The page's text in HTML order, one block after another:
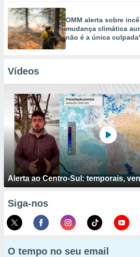
OMM alerta sobre
mudança climática
não é a única
Vídeos
Alerta ao Centro-Sul: temporais,
Siga-nos
O tempo no seu email